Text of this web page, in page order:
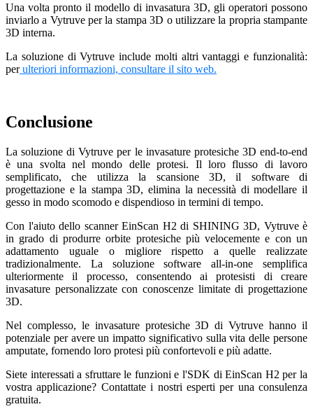
Una volta pronto il modello di invasatura 3D, gli operatori possono
inviarlo a Vytruve per la stampa 3D o utilizzare la propria stampante
3D interna.
La soluzione di Vytruve include molti altri vantaggi e funzionalità:
perulteriori informazioni, consultare il sito web.
Conclusione
La soluzione di Vytruve per le invasature protesiche 3D end-to-end
è una svolta nel mondo delle protesi. Il loro flusso di lavoro
semplificato, che utilizza la scansione 3D, il software di
progettazione e la stampa 3D, elimina la necessità di modellare il
gesso in modo scomodo e dispendioso in termini di tempo.
Con l'aiuto dello scanner EinScan H2 di SHINING 3D, Vytruve è
in grado di produrre orbite protesiche più velocemente e con un
adattamento uguale o migliore rispetto a quelle realizzate
tradizionalmente. La soluzione software all-in-one semplifica
ulteriormente il processo, consentendo ai protesisti di creare
invasature personalizzate con conoscenze limitate di progettazione
3D.
Nel complesso, le invasature protesiche 3D di Vytruve hanno il
potenziale per avere un impatto significativo sulla vita delle persone
amputate, fornendo loro protesi più confortevoli e più adatte.
Siete interessati a sfruttare le funzioni e l'SDK di EinScan H2 per la
vostra applicazione? Contattate i nostri esperti per una consulenza
gratuita.